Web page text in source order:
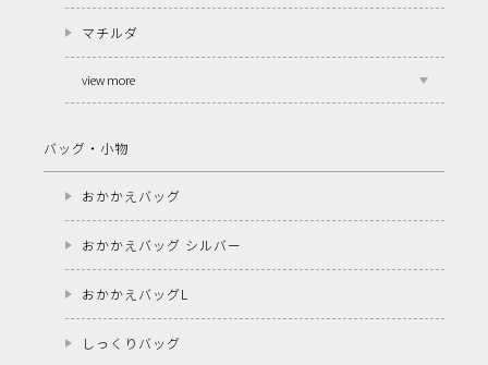
マチルダ
view more
バッグ・小物
おかかえバッグ
おかかえバッグ シルバー
おかかえバッグL
しっくりバッグ